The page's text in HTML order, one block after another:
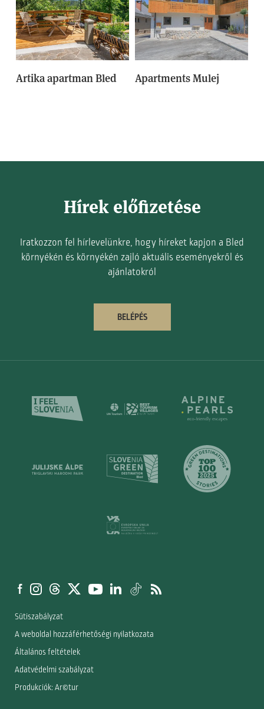
Artika apartman Bled Apartments Mulej
Hírek előfizetése
Iratkozzon fel hírlevelünkre, hogy híreket kapjon a Bled
környékén és környékén zajló aktuális eseményekről és
ajánlatokról
BELÉPÉS
Sütiszabályzat
A weboldal hozzáférhetőségi nyilatkozata
Általános feltételek
Adatvédelmi szabályzat
Produkciók: Ar©tur